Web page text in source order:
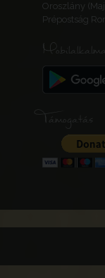
Oroszlány
Prépostság
Támogatás